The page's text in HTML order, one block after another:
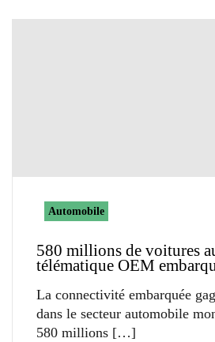
Automobile
580 millions de voitures
télématique OEM
La connectivité embarquée
dans le secteur automobile
580 millions